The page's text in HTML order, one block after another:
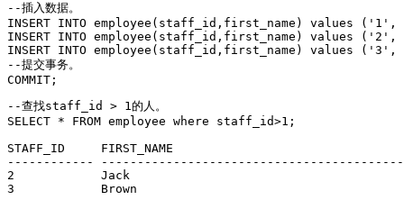
--插入数据。
INSERT INTO employee(staff_id,first_name) values
INSERT INTO employee(staff_id,first_name) values
INSERT INTO employee(staff_id,first_name) values
--提交事务。
COMMIT;
--查找staff_id > 1的人。
SELECT * FROM employee where staff_id>1;
STAFF_ID     FIRST_NAME
------------
2            Jack
3            Brown